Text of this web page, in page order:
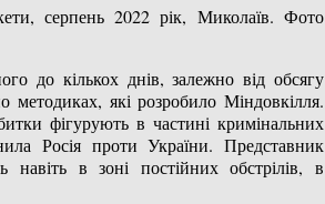
серпень 2022 рік, Миколаїв. Фото
до кількох днів, залежно від обсягу
методиках, які розробило Міндовкілля.
фігурують в частині кримінальних
Росія проти України. Представник
навіть в зоні постійних обстрілів, в